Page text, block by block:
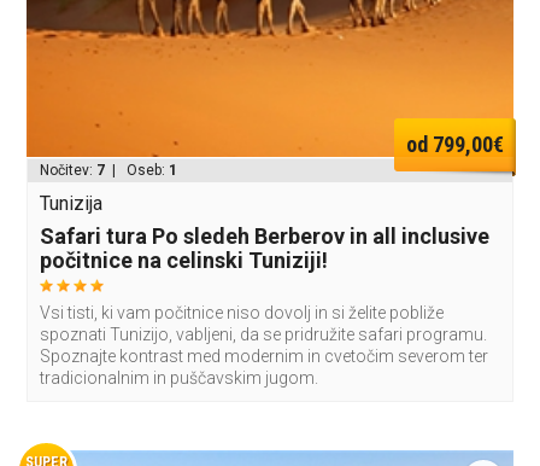
od 799,00€
Nočitev: 7 | Oseb: 1
Tunizija
Safari tura Po sledeh Berberov in all inclusive
počitnice na celinski Tuniziji!
Vsi tisti, ki vam počitnice niso dovolj in si želite pobliže
spoznati Tunizijo, vabljeni, da se pridružite safari programu.
Spoznajte kontrast med modernim in cvetočim severom ter
tradicionalnim in puščavskim jugom.